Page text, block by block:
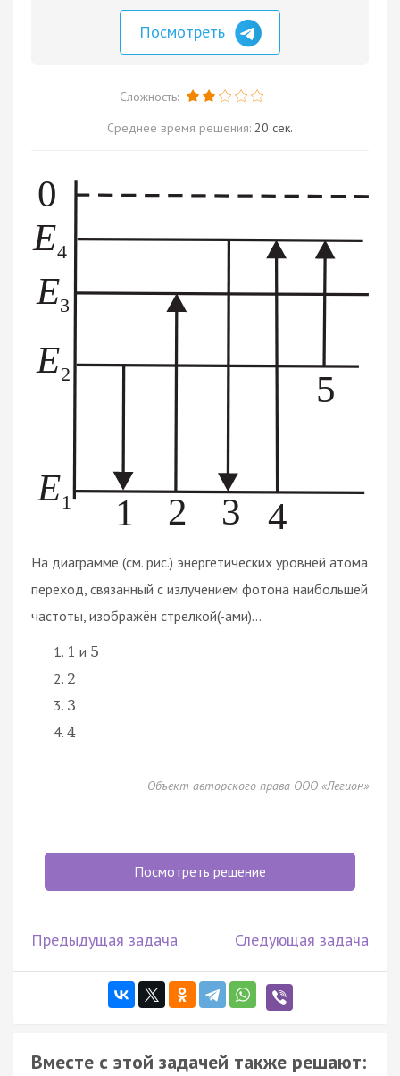
Посмотреть
Сложность:
Среднее время решения: 20 сек.
На диаграмме (см. рис.) энергетических уровней атома
переход, связанный с излучением фотона наибольшей
частоты, изображён стрелкой(-ами)...
1 и 5
2
3
4
Объект авторского права ООО «Легион»
Посмотреть решение
Предыдущая задача Следующая задача
Вместе с этой задачей также решают: